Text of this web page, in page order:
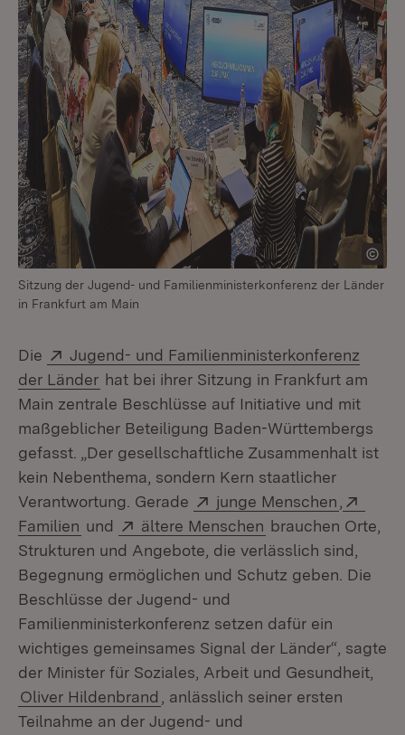
Sitzung der Jugend- und Familienministerkonferenz der Länder
in Frankfurt am Main
Die Extern:
Jugend- und Familienministerkonferenz
der Länder (Öffnet in neuem Fenster)
hat bei ihrer Sitzung in Frankfurt am
Main zentrale Beschlüsse auf Initiative und mit
maßgeblicher Beteiligung Baden-Württembergs
gefasst. „Der gesellschaftliche Zusammenhalt ist
kein Nebenthema, sondern Kern staatlicher
Verantwortung. Gerade
Extern:
junge Menschen (Öffnet
Familien (Öffnet in neuem Fenster)
und Extern:
ältere Menschen (Öffnet in neuem
brauchen Orte,
Strukturen und Angebote, die verlässlich sind,
Begegnung ermöglichen und Schutz geben. Die
Beschlüsse der Jugend- und
Familienministerkonferenz setzen dafür ein
wichtiges gemeinsames Signal der Länder“, sagte
der Minister für Soziales, Arbeit und Gesundheit,
Oliver Hildenbrand
, anlässlich seiner ersten
Teilnahme an der Jugend- und